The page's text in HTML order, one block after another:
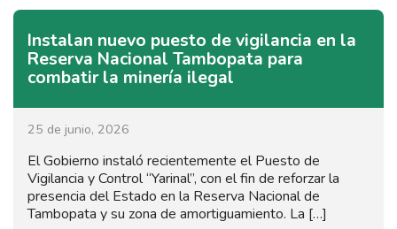
Instalan nuevo puesto de vigilancia en la
Reserva Nacional Tambopata para
combatir la minería ilegal
25 de junio, 2026
El Gobierno instaló recientemente el Puesto de
Vigilancia y Control “Yarinal”, con el fin de reforzar la
presencia del Estado en la Reserva Nacional de
Tambopata y su zona de amortiguamiento. La […]